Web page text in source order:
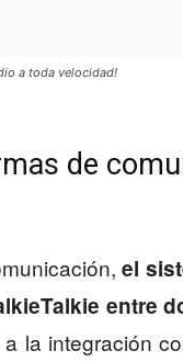
a toda velocidad!
de
el
entre
la integración